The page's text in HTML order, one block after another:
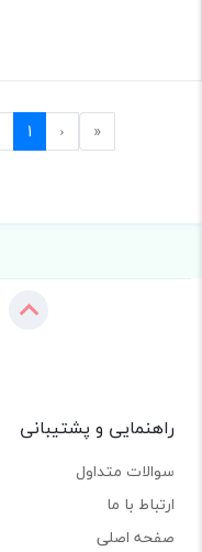
«
First
‹
Previous
1
راهنمایی و پشتیبانی
سوالات متداول
ارتباط با ما
صفحه اصلی